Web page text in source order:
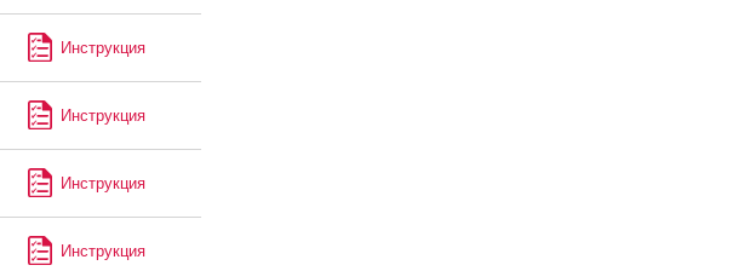
Инструкция
Инструкция
Инструкция
Инструкция